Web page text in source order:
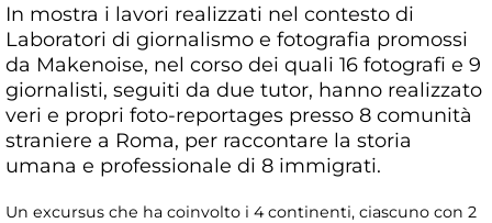
In mostra i lavori realizzati nel contesto di
Laboratori di giornalismo e fotografia promossi
da Makenoise, nel corso dei quali 16 fotografi e 9
giornalisti, seguiti da due tutor, hanno realizzato
veri e propri foto-reportages presso 8 comunità
straniere a Roma, per raccontare la storia
umana e professionale di 8 immigrati.
Un excursus che ha coinvolto i 4 continenti, ciascuno con 2